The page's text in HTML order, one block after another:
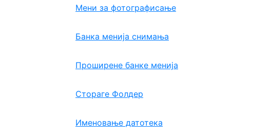
Мени за фотографисање
Банка менија снимања
Проширене банке менија
Стораге Фолдер
Именовање датотека